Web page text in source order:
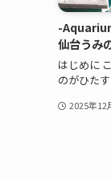
-
仙台うみ
はじめに
のがひた
2025年12